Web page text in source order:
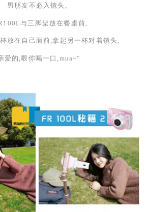
男朋友不必入镜头,
与三脚架放在餐桌前,
放在自己面前,拿起另一杯对着镜头,
爱的,喂你喝一口,mua~”